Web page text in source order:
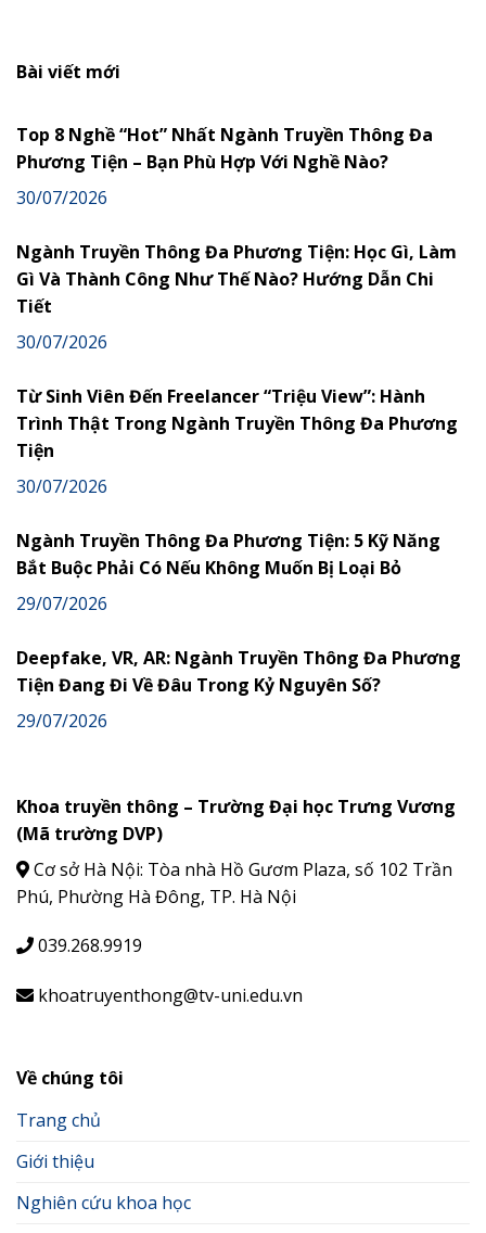
Bài viết mới
Top 8 Nghề “Hot” Nhất Ngành Truyền Thông Đa
Phương Tiện – Bạn Phù Hợp Với Nghề Nào?
30/07/2026
Ngành Truyền Thông Đa Phương Tiện: Học Gì, Làm
Gì Và Thành Công Như Thế Nào? Hướng Dẫn Chi
Tiết
30/07/2026
Từ Sinh Viên Đến Freelancer “Triệu View”: Hành
Trình Thật Trong Ngành Truyền Thông Đa Phương
Tiện
30/07/2026
Ngành Truyền Thông Đa Phương Tiện: 5 Kỹ Năng
Bắt Buộc Phải Có Nếu Không Muốn Bị Loại Bỏ
29/07/2026
Deepfake, VR, AR: Ngành Truyền Thông Đa Phương
Tiện Đang Đi Về Đâu Trong Kỷ Nguyên Số?
29/07/2026
Khoa truyền thông – Trường Đại học Trưng Vương
(Mã trường DVP)
Cơ sở Hà Nội: Tòa nhà Hồ Gươm Plaza, số 102 Trần
Phú, Phường Hà Đông, TP. Hà Nội
039.268.9919
khoatruyenthong@tv-uni.edu.vn
Về chúng tôi
Trang chủ
Giới thiệu
Nghiên cứu khoa học